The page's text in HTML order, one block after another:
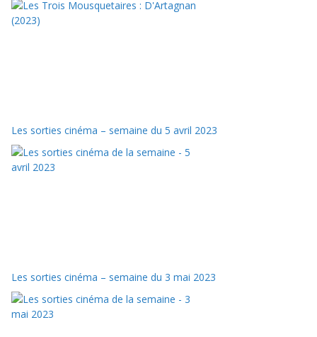
Les sorties cinéma – semaine du 5 avril 2023
Les sorties cinéma – semaine du 3 mai 2023